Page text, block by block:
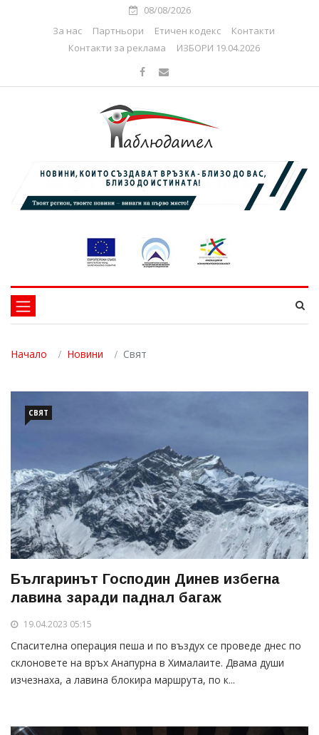
08/08/2026
За нас
Партньори Етичен кодекс
Контакти
Контакти за реклама
ИЗБОРИ 19.04.2026
Начало Новини Свят
СВЯТ
Българинът Господин Динев избегна
лавина заради паднал багаж
19.04.2023 05:15
Спасителна операция пеша и по въздух се проведе днес по
склоновете на връх Анапурна в Хималаите. Двама души
изчезнаха, а лавина блокира маршрута, по к...